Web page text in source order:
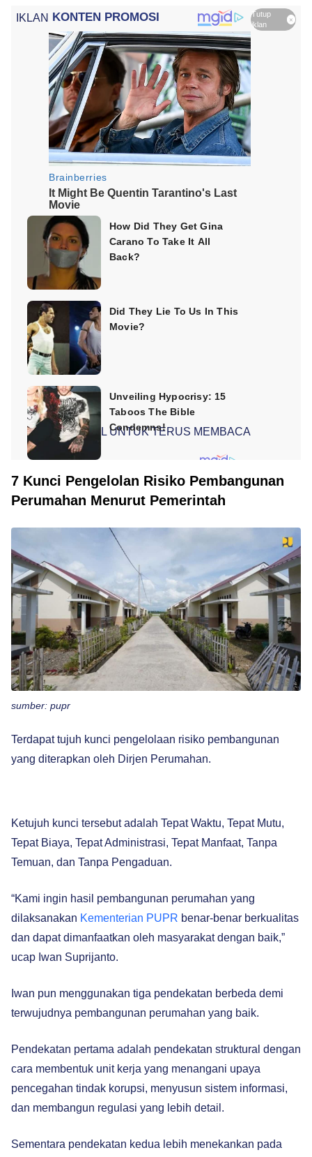
IKLAN
Tutup
iklan
×
SCROLL UNTUK TERUS MEMBACA
7 Kunci Pengelolan Risiko Pembangunan
Perumahan Menurut Pemerintah
sumber: pupr
Terdapat tujuh kunci pengelolaan risiko pembangunan
yang diterapkan oleh Dirjen Perumahan.
Ketujuh kunci tersebut adalah Tepat Waktu, Tepat Mutu,
Tepat Biaya, Tepat Administrasi, Tepat Manfaat, Tanpa
Temuan, dan Tanpa Pengaduan.
“Kami ingin hasil pembangunan perumahan yang
dilaksanakan Kementerian PUPR benar-benar berkualitas
dan dapat dimanfaatkan oleh masyarakat dengan baik,”
ucap Iwan Suprijanto.
Iwan pun menggunakan tiga pendekatan berbeda demi
terwujudnya pembangunan perumahan yang baik.
Pendekatan pertama adalah pendekatan struktural dengan
cara membentuk unit kerja yang menangani upaya
pencegahan tindak korupsi, menyusun sistem informasi,
dan membangun regulasi yang lebih detail.
Sementara pendekatan kedua lebih menekankan pada